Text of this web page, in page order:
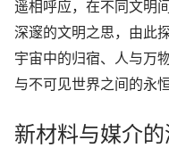
遥相呼应，在不同文明
深邃的文明之思，由此
宇宙中的归宿、人与万
与不可见世界之间的永
新材料与媒介的